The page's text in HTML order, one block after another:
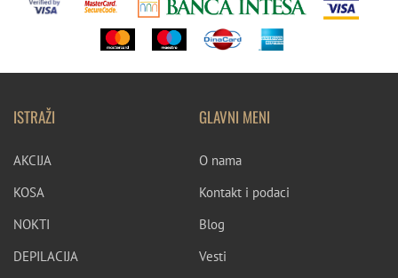
ISTRAŽI
AKCIJA
KOSA
NOKTI
DEPILACIJA
GLAVNI MENI
O nama
Kontakt i podaci
Blog
Vesti